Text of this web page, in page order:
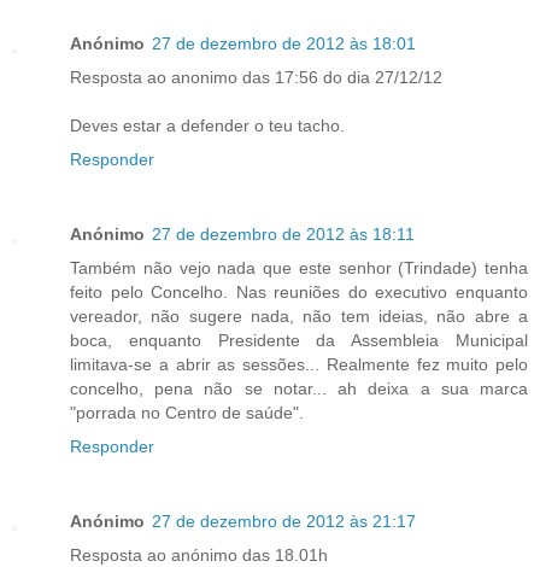
Anónimo 27 de dezembro de 2012 às 18:01
Resposta ao anonimo das 17:56 do dia 27/12/12
Deves estar a defender o teu tacho.
Responder
Anónimo 27 de dezembro de 2012 às 18:11
Também não vejo nada que este senhor (Trindade) tenha
feito pelo Concelho. Nas reuniões do executivo enquanto
vereador, não sugere nada, não tem ideias, não abre a
boca, enquanto Presidente da Assembleia Municipal
limitava-se a abrir as sessões... Realmente fez muito pelo
concelho, pena não se notar... ah deixa a sua marca
"porrada no Centro de saúde".
Responder
Anónimo 27 de dezembro de 2012 às 21:17
Resposta ao anónimo das 18.01h